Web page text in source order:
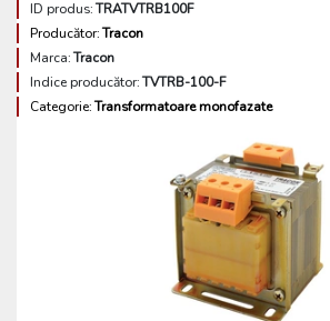
ID produs:TRATVTRB100F
Producător:Tracon
Marca:Tracon
Indice producător:TVTRB-100-F
Categorie:Transformatoare monofazate